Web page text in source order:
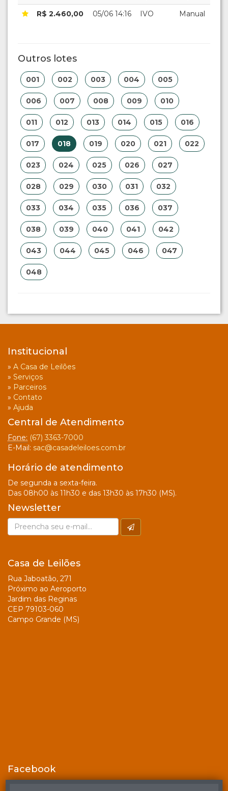
R$ 2.460,00 05/06 14:16 IVO Manual
Outros lotes
001 002 003 004 005
006 007 008 009 010
011 012 013 014 015 016
017 018 019 020 021 022
023 024 025 026 027
028 029 030 031 032
033 034 035 036 037
038 039 040 041 042
043 044 045 046 047
048
Institucional
» A Casa de Leilões
» Serviços
» Parceiros
» Contato
» Ajuda
Central de Atendimento
Fone: (67) 3363-7000
E-Mail: sac@casadeleiloes.com.br
Horário de atendimento
De segunda a sexta-feira.
Das 08h00 às 11h30 e das 13h30 às 17h30 (MS).
Newsletter
Casa de Leilões
Rua Jaboatão, 271
Próximo ao Aeroporto
Jardim das Reginas
CEP 79103-060
Campo Grande (MS)
Facebook